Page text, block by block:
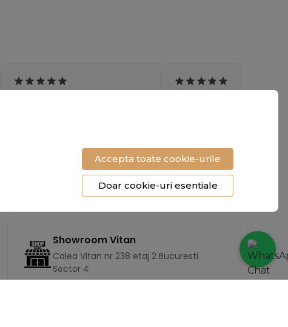
Accepta toate cookie-urile
Doar cookie-uri esentiale
- Mihaela T.
Showroom Vitan
Calea Vitan nr 238 etaj 2 Bucuresti
Sector 4